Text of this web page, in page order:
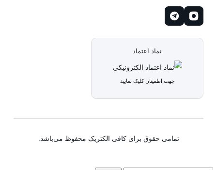
نماد اعتماد
جهت اطمینان کلیک نمایید
تمامی حقوق برای کافی الکتریک محفوظ می‌باشد.